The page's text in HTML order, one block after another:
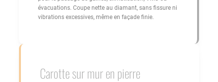
évacuations. Coupe nette au diamant, sans fissure ni
vibrations excessives, même en façade finie.
Carotte sur mur en pierre